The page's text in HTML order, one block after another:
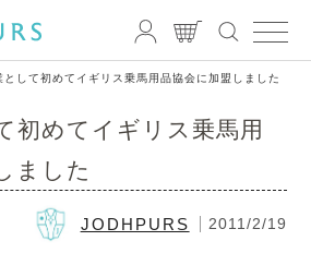
として初めてイギリス乗馬用品協会に加盟しました
初めてイギリス乗馬用
ました
JODHPURS 2011/2/19